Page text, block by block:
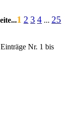
1 2 3 4 ... 25
Nr. 1 bis